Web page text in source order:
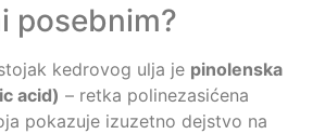
posebnim?
kedrovog ulja je pinolenska
acid) – retka polinezasićena
pokazuje izuzetno dejstvo na